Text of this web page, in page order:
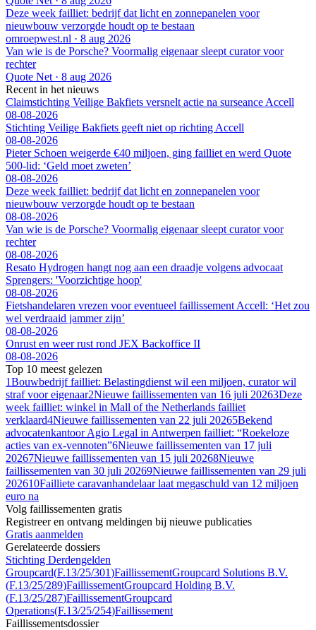
Deze week failliet: bedrijf dat licht en zonnepanelen voor
nieuwbouw verzorgde houdt op te bestaan
omroepwest.nl · 8 aug 2026
Van wie is de Porsche? Voormalig eigenaar sleept curator voor
rechter
Quote Net · 8 aug 2026
Recent in het nieuws
Claimstichting Veilige Bakfiets versnelt actie na surseance Accell
08-08-2026
Stichting Veilige Bakfiets geeft niet op richting Accell
08-08-2026
Pieter Schoen weigerde €40 miljoen, ging failliet en werd Quote
500-lid: ‘Geld moet zweten’
08-08-2026
Deze week failliet: bedrijf dat licht en zonnepanelen voor
nieuwbouw verzorgde houdt op te bestaan
08-08-2026
Van wie is de Porsche? Voormalig eigenaar sleept curator voor
rechter
08-08-2026
Resato Hydrogen hangt nog aan een draadje volgens advocaat
Sprengers: 'Voorzichtige hoop'
08-08-2026
Fietshandelaren vrezen voor eventueel faillissement Accell: ‘Het zou
wel verdraaid jammer zijn’
08-08-2026
Onrust en weer rust rond JEX Backoffice II
08-08-2026
Top 10 meest gelezen
1Bouwbedrijf failliet: Belastingdienst wil een miljoen, curator wil
straf voor eigenaar2Nieuwe faillissementen van 16 juli 20263Deze
week failliet: winkel in Mall of the Netherlands failliet
verklaard4Nieuwe faillissementen van 22 juli 20265Bekend
advocatenkantoor Agio Legal in Antwerpen failliet: “Roekeloze
acties van ex-vennoten”6Nieuwe faillissementen van 17 juli
20267Nieuwe faillissementen van 15 juli 20268Nieuwe
faillissementen van 30 juli 20269Nieuwe faillissementen van 29 juli
202610Failliete caravanhan­de­laar laat megaschuld van 12 miljoen
euro na
Volg faillissementen gratis
Registreer en ontvang meldingen bij nieuwe publicaties
Gratis aanmelden
Gerelateerde dossiers
Stichting Derdengelden
Groupcard(F.13/25/301)FaillissementGroupcard Solutions B.V.
(F.13/25/289)FaillissementGroupcard Holding B.V.
(F.13/25/287)FaillissementGroupcard
Operations(F.13/25/254)Faillissement
Faillissementsdossier